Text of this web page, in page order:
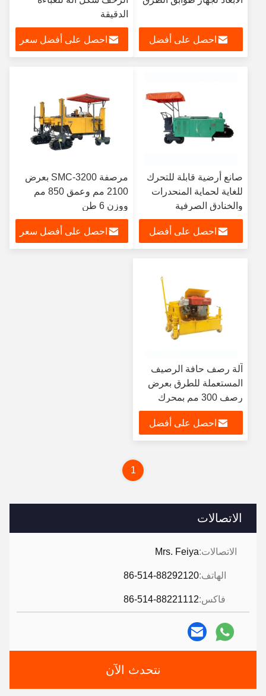
الاتصالات
الاتصالات:Mrs. Feiya
الهاتف:86-514-88292120
فاكس:86-514-88221112
نتحدث الآن
احصل على أفضل
الدقيقة
احصل على أفضل سعر
صانع أرضية قابلة للتحرك
للغاية لحماية المنحدرات
والخنادق الصرفية
احصل على أفضل
مرصفة SMC-3200 بعرض
2100 مم وعمق 850 مم
ووزن 6 طن
احصل على أفضل سعر
آلة رصف حافة الرصيف
المستعملة للطرق بعرض
رصف 300 مم بمحرك
12.1 كيلو واط
احصل على أفضل
1